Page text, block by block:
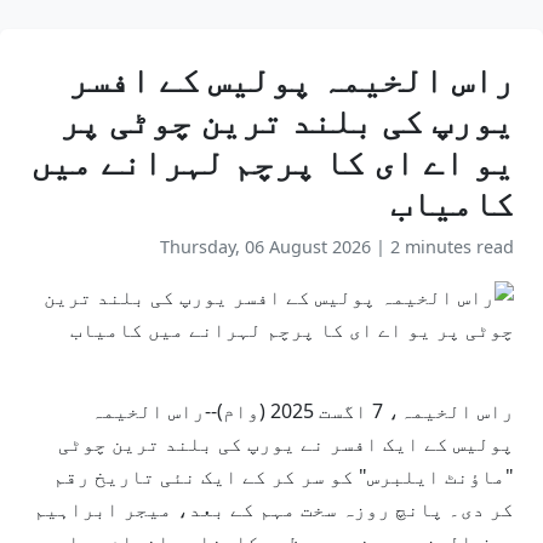
راس الخیمہ پولیس کے افسر
یورپ کی بلند ترین چوٹی پر
یو اے ای کا پرچم لہرانے میں
کامیاب
Thursday, 06 August 2026 | 2 minutes read
راس الخیمہ، 7 اگست 2025 (وام)--راس الخیمہ
پولیس کے ایک افسر نے یورپ کی بلند ترین چوٹی
"ماؤنٹ ایلبرس" کو سر کر کے ایک نئی تاریخ رقم
کر دی۔ پانچ روزہ سخت مہم کے بعد، میجر ابراہیم